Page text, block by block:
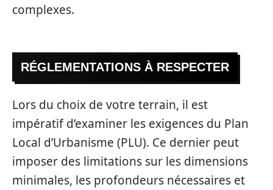
complexes.
RÉGLEMENTATIONS À RESPECTER
Lors du choix de votre terrain, il est
impératif d’examiner les exigences du Plan
Local d’Urbanisme (PLU). Ce dernier peut
imposer des limitations sur les dimensions
minimales, les profondeurs nécessaires et